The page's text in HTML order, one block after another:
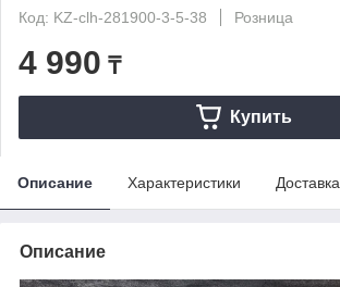
Код: KZ-clh-281900-3-5-38
Розница
4 990 ₸
Купить
Описание Характеристики Доставка
Описание